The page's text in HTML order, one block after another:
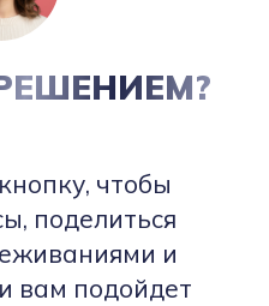
чтобы
поделиться
и
вам подойдет